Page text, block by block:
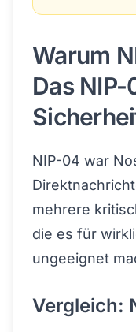
Warum
Das NIP-
NIP-04 war
mehrere
die es für
ungeeignet
Vergleich: